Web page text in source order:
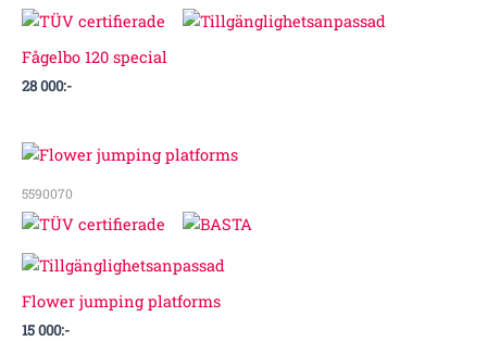
Fågelbo 120 special
28 000:-
5590070
Flower jumping platforms
15 000:-